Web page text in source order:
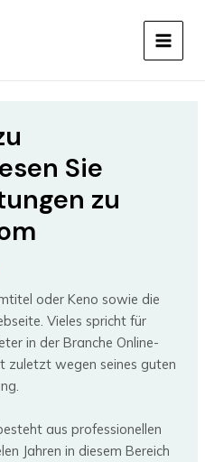
MAIN
Sie
zu
oder Keno sowie die
Vieles spricht für
in der Branche Online-
zuletzt wegen seines guten
aus professionellen
Jahren in diesem Bereich